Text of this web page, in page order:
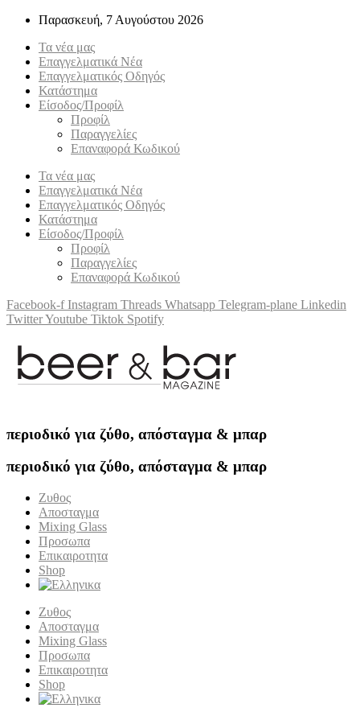
Παρασκευή, 7 Αυγούστου 2026
Τα νέα μας
Επαγγελματικά Νέα
Επαγγελματικός Οδηγός
Κατάστημα
Είσοδος/Προφίλ
Προφίλ
Παραγγελίες
Επαναφορά Κωδικού
Τα νέα μας
Επαγγελματικά Νέα
Επαγγελματικός Οδηγός
Κατάστημα
Είσοδος/Προφίλ
Προφίλ
Παραγγελίες
Επαναφορά Κωδικού
Facebook-f Instagram Threads Whatsapp Telegram-plane Linkedin
TwitterYoutube Tiktok Spotify
περιοδικό για ζύθο, απόσταγμα & μπαρ
περιοδικό για ζύθο, απόσταγμα & μπαρ
Ζυθος
Αποσταγμα
Mixing Glass
Προσωπα
Επικαιροτητα
Shop
Ζυθος
Αποσταγμα
Mixing Glass
Προσωπα
Επικαιροτητα
Shop